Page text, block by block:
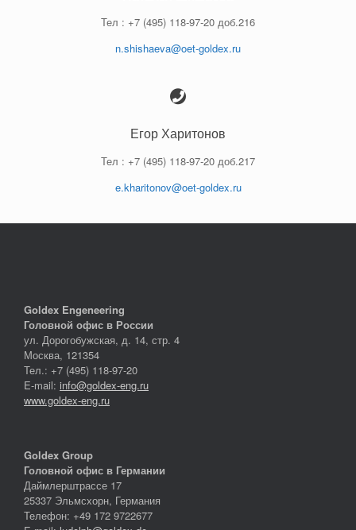
Тел : +7 (495) 118-97-20 доб.216
n.shishaeva@oet-goldex.ru
Егор Харитонов
Тел : +7 (495) 118-97-20 доб.217
e.kharitonov@oet-goldex.ru
Goldex Engeneering
Головной офис в России
ул. Дорогобужская, д. 14, стр. 4
Москва, 121354
Тел.: +7 (495) 118-97-20
E-mail: info@goldex-eng.ru
www.goldex-eng.ru
Goldex Group
Головной офис в Германии
Даймлерштрассе 17
25337 Эльмсхорн, Германия
Телефон: +49 172 9722677